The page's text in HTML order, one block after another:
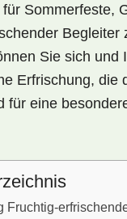
Sommerfeste,
Begleiter
Sie sich und
Erfrischung, die
für eine
Fruchtig-